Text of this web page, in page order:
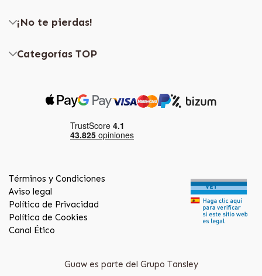
¡No te pierdas!
Categorías TOP
Términos y Condiciones
Aviso legal
Política de Privacidad
Política de Cookies
Canal Ético
Guaw es parte del Grupo Tansley